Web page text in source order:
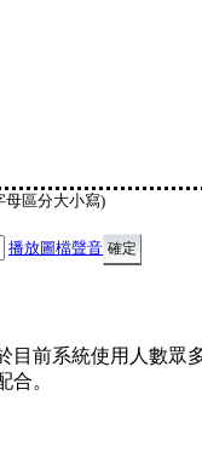
母區分大小寫)
播放圖檔聲音
目前系統使用人數眾
合。